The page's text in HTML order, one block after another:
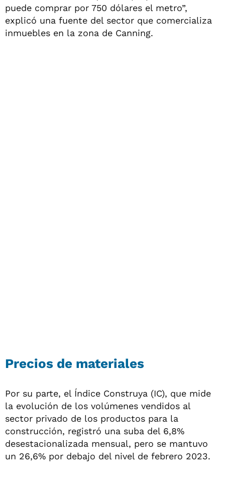
puede comprar por 750 dólares el metro”,
explicó una fuente del sector que comercializa
inmuebles en la zona de Canning.
Precios de materiales
Por su parte, el Índice Construya (IC), que mide
la evolución de los volúmenes vendidos al
sector privado de los productos para la
construcción, registró una suba del 6,8%
desestacionalizada mensual, pero se mantuvo
un 26,6% por debajo del nivel de febrero 2023.